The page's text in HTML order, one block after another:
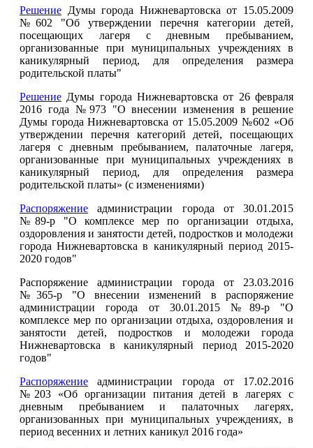
Решение Думы города Нижневартовска от 15.05.2009
№602 "Об утверждении перечня категории детей,
посещающих лагеря с дневным пребыванием,
организованные при муниципальных учреждениях в
каникулярный период, для определения размера
родительской платы"
Решение Думы города Нижневартовска от 26 февраля
2016 года №973 "О внесении изменения в решение
Думы города Нижневартовска от 15.05.2009 №602 «Об
утверждении перечня категорий детей, посещающих
лагеря с дневным пребыванием, палаточные лагеря,
организованные при муниципальных учреждениях в
каникулярный период, для определения размера
родительской платы» (с изменениями)
Распоряжение администрации города от 30.01.2015
№89-р "О комплексе мер по организации отдыха,
оздоровления и занятости детей, подростков и молодежи
города Нижневартовска в каникулярный период 2015-
2020 годов"
Распоряжение администрации города от 23.03.2016
№365-р "О внесении изменений в распоряжение
администрации города от 30.01.2015 №89-р "О
комплексе мер по организации отдыха, оздоровления и
занятости детей, подростков и молодежи города
Нижневартовска в каникулярный период 2015-2020
годов"
Распоряжение администрации города от 17.02.2016
№203 «Об организации питания детей в лагерях с
дневным пребыванием и палаточных лагерях,
организованных при муниципальных учреждениях, в
период весенних и летних каникул 2016 года»